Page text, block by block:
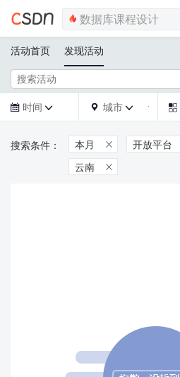
活动首页 发现活动
 时间   城市  
本月  开放平台
云南 